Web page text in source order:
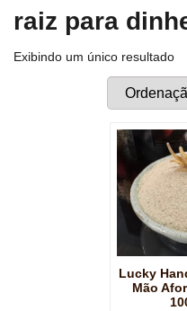
raiz para
Exibindo um único resultado
Lucky
Mão